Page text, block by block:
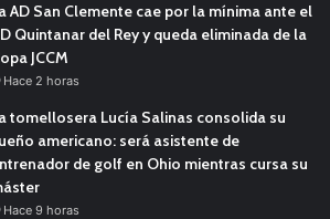
AD San Clemente cae por la mínima ante el
Quintanar del Rey y queda eliminada de la
JCCM
Hace 2 horas
tomellosera Lucía Salinas consolida su
americano: será asistente de
de golf en Ohio mientras cursa su
Hace 9 horas